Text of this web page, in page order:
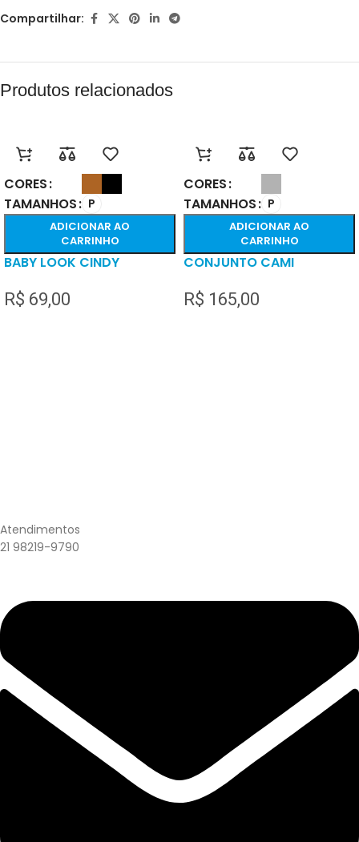
Compartilhar:
Produtos relacionados
CORES
TAMANHOS
P
ADICIONAR AO
CARRINHO
BABY LOOK CINDY
R$ 69,00
CORES
TAMANHOS
P
ADICIONAR AO
CARRINHO
CONJUNTO CAMI
R$ 165,00
Atendimentos
21 98219-9790